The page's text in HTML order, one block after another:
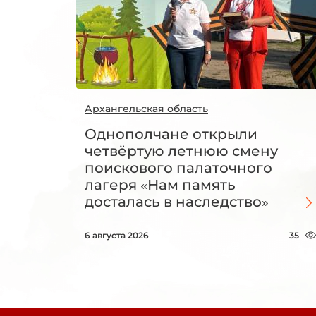
Архангельская область
Однополчане открыли
четвёртую летнюю смену
поискового палаточного
лагеря «Нам память
досталась в наследство»
6 августа 2026 35